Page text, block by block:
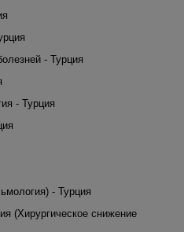
- Турция
- Турция
- Турция
(Хирургическое снижение